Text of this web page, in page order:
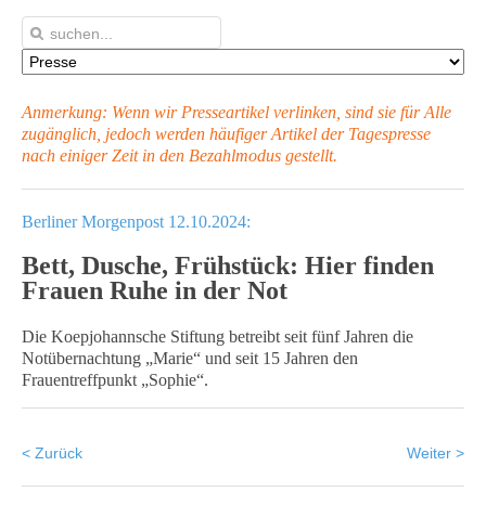
Anmerkung: Wenn wir Presseartikel verlinken, sind sie für Alle
zugänglich, jedoch werden häufiger Artikel der Tagespresse
nach einiger Zeit in den Bezahlmodus gestellt.
Berliner Morgenpost 12.10.2024:
Bett, Dusche, Frühstück: Hier finden
Frauen Ruhe in der Not
Die Koepjohannsche Stiftung betreibt seit fünf Jahren die
Notübernachtung „Marie“ und seit 15 Jahren den
Frauentreffpunkt „Sophie“.
< Zurück Weiter >